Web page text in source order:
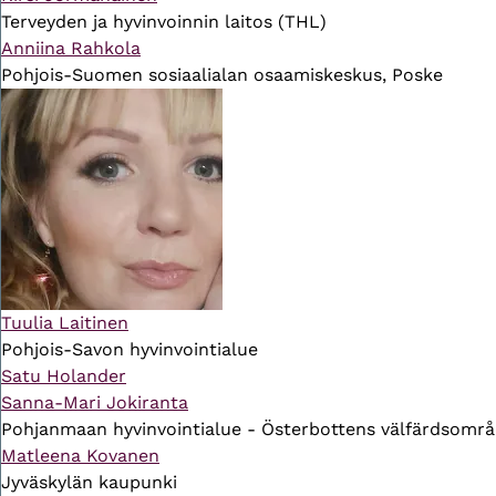
Terveyden ja hyvinvoinnin laitos (THL)
Anniina Rahkola
Pohjois-Suomen sosiaalialan osaamiskeskus, Poske
Tuulia Laitinen
Pohjois-Savon hyvinvointialue
Satu Holander
Sanna-Mari Jokiranta
Pohjanmaan hyvinvointialue - Österbottens
Matleena Kovanen
Jyväskylän kaupunki